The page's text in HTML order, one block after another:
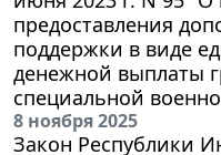
предоставления
поддержки в виде
денежной выплаты
специальной
8 ноября 2025
Закон Республики